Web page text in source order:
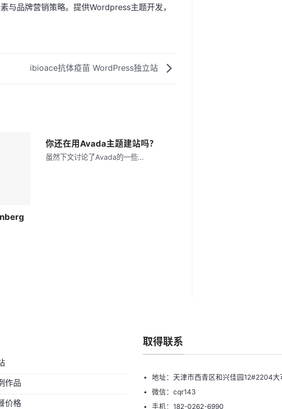
与品牌营销策略。提供Wordpress主题开发，
ibioace抗体疫苗 WordPress独立站
你还在用Avada主题建站吗？
虽然下文讨论了Avada的一些...
作品
价格
取得联系
地址：天津市西青区和兴佳园12#2204大
微信：cqr143
手机：182-0262-6990